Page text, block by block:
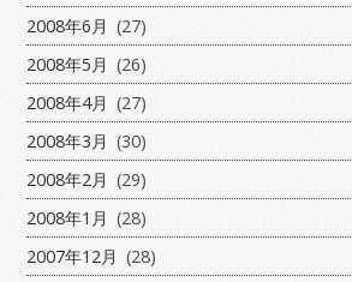
2008年6月 (27)
2008年5月 (26)
2008年4月 (27)
2008年3月 (30)
2008年2月 (29)
2008年1月 (28)
2007年12月 (28)